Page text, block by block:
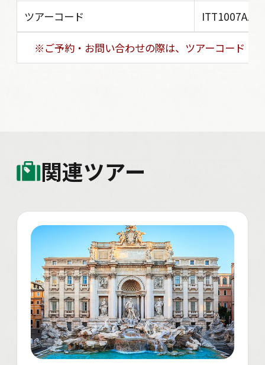
ツアーコード ITT1007AZY
※ご予約・お問い合わせの際は、ツアーコード を
関連ツアー